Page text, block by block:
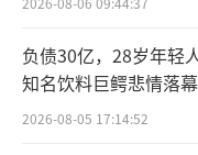
负债30亿，28岁年轻
知名饮料巨鳄悲情落幕
2026-08-05 17:14:52